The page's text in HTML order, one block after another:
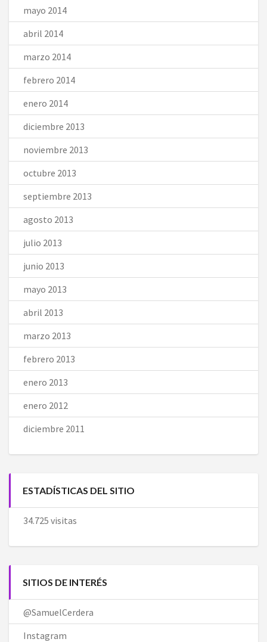
mayo 2014
abril 2014
marzo 2014
febrero 2014
enero 2014
diciembre 2013
noviembre 2013
octubre 2013
septiembre 2013
agosto 2013
julio 2013
junio 2013
mayo 2013
abril 2013
marzo 2013
febrero 2013
enero 2013
enero 2012
diciembre 2011
ESTADÍSTICAS DEL SITIO
34.725 visitas
SITIOS DE INTERÉS
@SamuelCerdera
Instagram